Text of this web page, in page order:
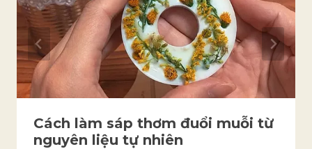
Cách làm sáp thơm đuổi muỗi từ
nguyên liệu tự nhiên